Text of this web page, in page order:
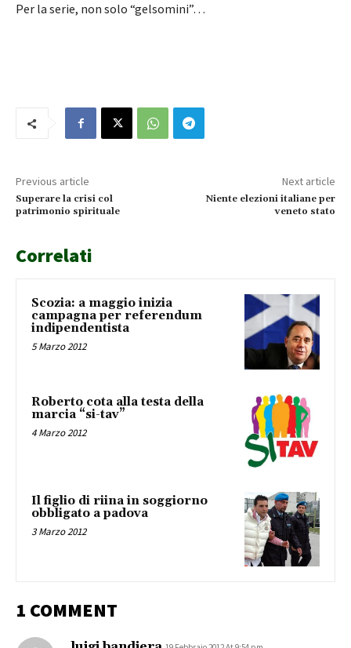
Per la serie, non solo “gelsomini”…
Previous article
Superare la crisi col
patrimonio spirituale
Next article
Niente elezioni italiane per
veneto stato
Correlati
Scozia: a maggio inizia
campagna per referendum
indipendentista
5 Marzo 2012
Roberto cota alla testa della
marcia “si-tav”
4 Marzo 2012
Il figlio di riina in soggiorno
obbligato a padova
3 Marzo 2012
1 COMMENT